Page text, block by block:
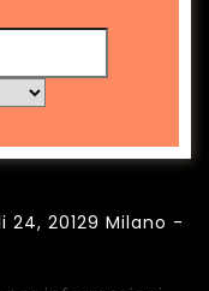
24, 20129 Milano -